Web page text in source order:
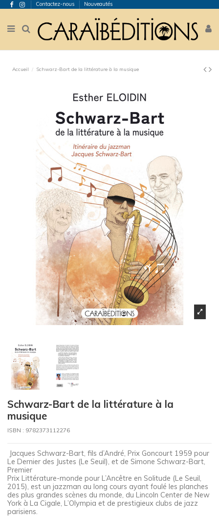
Contactez-nous Nouveautés
Accueil Schwarz-Bart de la littérature à la musique
Schwarz-Bart de la littérature à la
musique
ISBN : 9782373112276
Jacques Schwarz-Bart, fils d’André, Prix Goncourt 1959 pour
Le Dernier des Justes (Le Seuil), et de Simone Schwarz-Bart,
Premier
Prix Littérature-monde pour L’Ancêtre en Solitude (Le Seuil,
2015), est un jazzman au long cours ayant foulé les planches
des plus grandes scènes du monde, du Lincoln Center de New
York à La Cigale, L’Olympia et de prestigieux clubs de jazz
parisiens.